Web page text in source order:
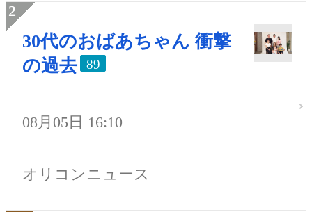
30代のおばあちゃん 衝撃
の過去
89
08月05日 16:10
オリコンニュース